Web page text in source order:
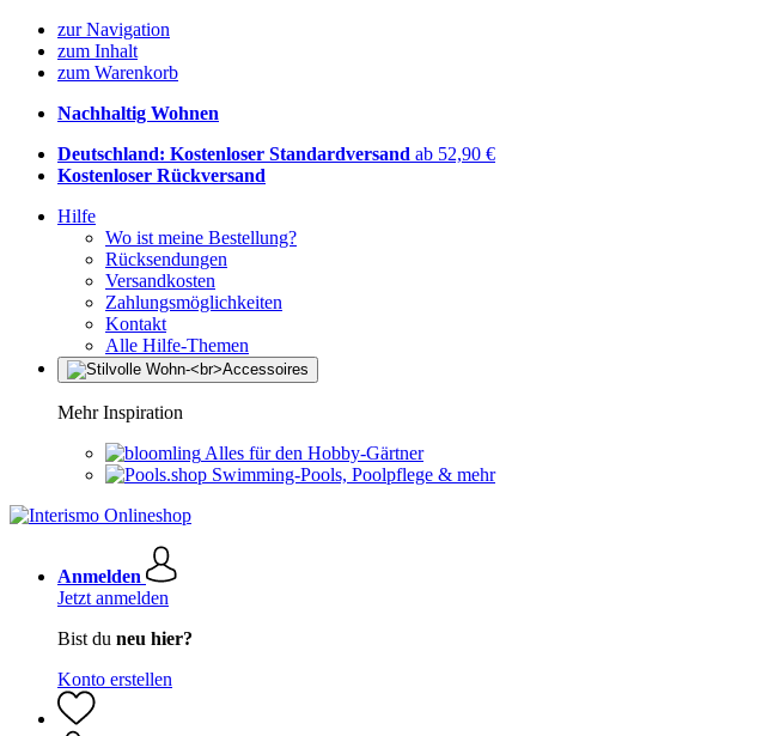
zur Navigation
zum Inhalt
zum Warenkorb
Nachhaltig Wohnen
Deutschland: Kostenloser Standardversand ab 52,90 €
Kostenloser Rückversand
Hilfe
Wo ist meine Bestellung?
Rücksendungen
Versandkosten
Zahlungsmöglichkeiten
Kontakt
Alle Hilfe-Themen
Mehr Inspiration
Alles für den Hobby-Gärtner
Swimming-Pools, Poolpflege & mehr
Anmelden
Jetzt anmelden
Bist du neu hier?
Konto erstellen